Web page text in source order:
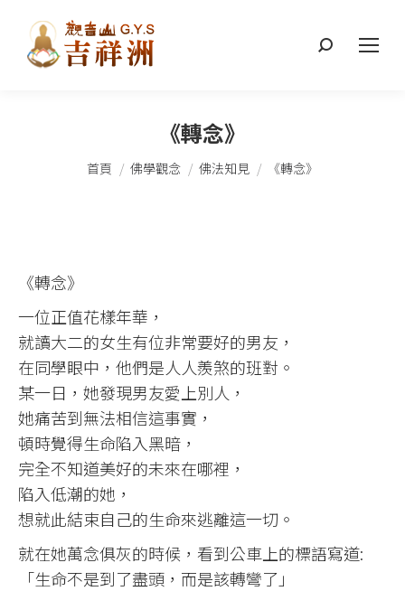
搜
《轉念》
您在這裡：
首頁 佛學觀念 佛法知見 《轉念》
《轉念》
一位正值花樣年華，
就讀大二的女生有位非常要好的男友，
在同學眼中，他們是人人羨煞的班對。
某一日，她發現男友愛上別人，
她痛苦到無法相信這事實，
頓時覺得生命陷入黑暗，
完全不知道美好的未來在哪裡，
陷入低潮的她，
想就此結束自己的生命來逃離這一切。
就在她萬念俱灰的時候，看到公車上的標語寫道:
「生命不是到了盡頭，而是該轉彎了」